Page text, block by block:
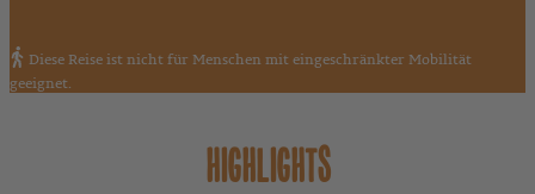
Diese Reise ist nicht für Menschen mit eingeschränkter Mobilität
geeignet.
HIGHLIGHTS